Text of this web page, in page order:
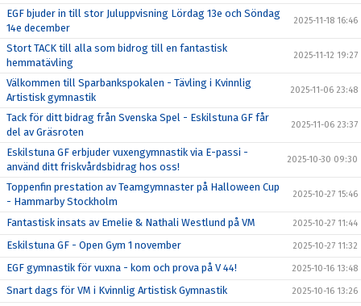
EGF bjuder in till stor Juluppvisning Lördag 13e och Söndag
14e december
2025-11-18 16:46
Stort TACK till alla som bidrog till en fantastisk
hemmatävling
2025-11-12 19:27
Välkommen till Sparbankspokalen - Tävling i Kvinnlig
Artistisk gymnastik
2025-11-06 23:48
Tack för ditt bidrag från Svenska Spel - Eskilstuna GF får
del av Gräsroten
2025-11-06 23:37
Eskilstuna GF erbjuder vuxengymnastik via E-passi -
använd ditt friskvårdsbidrag hos oss!
2025-10-30 09:30
Toppenfin prestation av Teamgymnaster på Halloween Cup
- Hammarby Stockholm
2025-10-27 15:46
Fantastisk insats av Emelie & Nathali Westlund på VM 2025-10-27 11:44
Eskilstuna GF - Open Gym 1 november 2025-10-27 11:32
EGF gymnastik för vuxna - kom och prova på V 44! 2025-10-16 13:48
Snart dags för VM i Kvinnlig Artistisk Gymnastik 2025-10-16 13:26